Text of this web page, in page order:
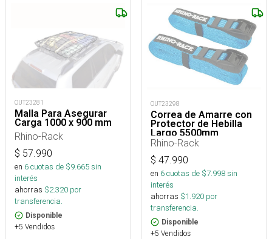
OUT23281
Malla Para Asegurar
Carga 1000 x 900 mm
Rhino-Rack
$ 57.990
en 6cuotas de $9.665sin
interés
ahorras $2.320 por
transferencia.
Disponible
+5 Vendidos
OUT23298
Correa de Amarre con
Protector de Hebilla
Largo 5500mm
Rhino-Rack
$ 47.990
en 6cuotas de $7.998sin
interés
ahorras $1.920 por
transferencia.
Disponible
+5 Vendidos